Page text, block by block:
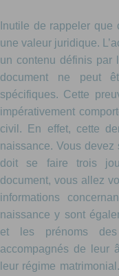
Inutile de rappeler que
une valeur juridique.
un contenu définis par
document ne peut
spécifiques. Cette
impérativement
civil. En effet, cette
naissance. Vous
doit se faire trois
document, vous allez
informations
naissance y sont
et les prénoms
accompagnés de leur
leur régime